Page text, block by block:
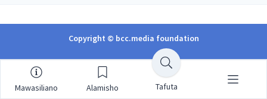
Copyright © bcc.media foundation
Mawasiliano Alamisho Tafuta